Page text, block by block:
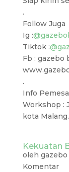
.
Follow Juga
Ig :
Tiktok :
Fb : gazebo
.
Info
Workshop :
kota Malang.
Kekuatan
oleh
Komentar